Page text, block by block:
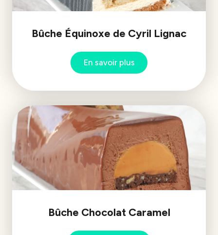
Bûche Équinoxe de Cyril Lignac
En savoir plus
Bûche Chocolat Caramel